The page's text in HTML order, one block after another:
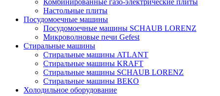
Комбинированные газо-электрические плиты
Настольные плиты
Посудомоечные машины
Посудомоечные машины SCHAUB LORENZ
Микроволновые печи Gefest
Стиральные машины
Стиральные машины ATLANT
Стиральные машины KRAFT
Стиральные машины SCHAUB LORENZ
Стиральные машины BEKO
Холодильное оборудование